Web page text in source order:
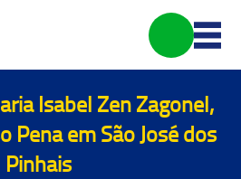
Isabel Zen Zagonel,
Pena em São José dos
Pinhais